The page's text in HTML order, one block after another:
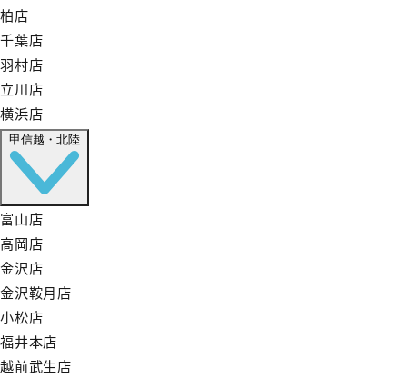
柏店
千葉店
羽村店
立川店
横浜店
甲信越・北陸
富山店
高岡店
金沢店
金沢鞍月店
小松店
福井本店
越前武生店